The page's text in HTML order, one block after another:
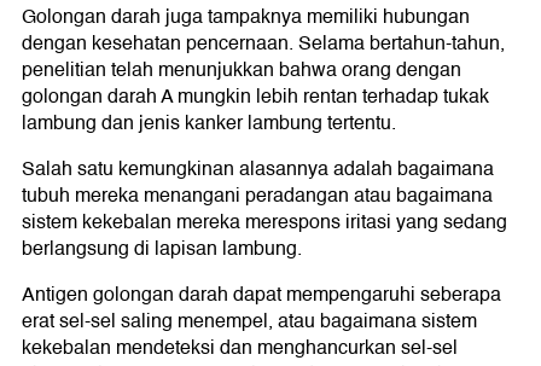
Golongan darah juga tampaknya memiliki hubungan
dengan kesehatan pencernaan. Selama bertahun-tahun,
penelitian telah menunjukkan bahwa orang dengan
golongan darah A mungkin lebih rentan terhadap tukak
lambung dan jenis kanker lambung tertentu.
Salah satu kemungkinan alasannya adalah bagaimana
tubuh mereka menangani peradangan atau bagaimana
sistem kekebalan mereka merespons iritasi yang sedang
berlangsung di lapisan lambung.
Antigen golongan darah dapat mempengaruhi seberapa
erat sel-sel saling menempel, atau bagaimana sistem
kekebalan mendeteksi dan menghancurkan sel-sel